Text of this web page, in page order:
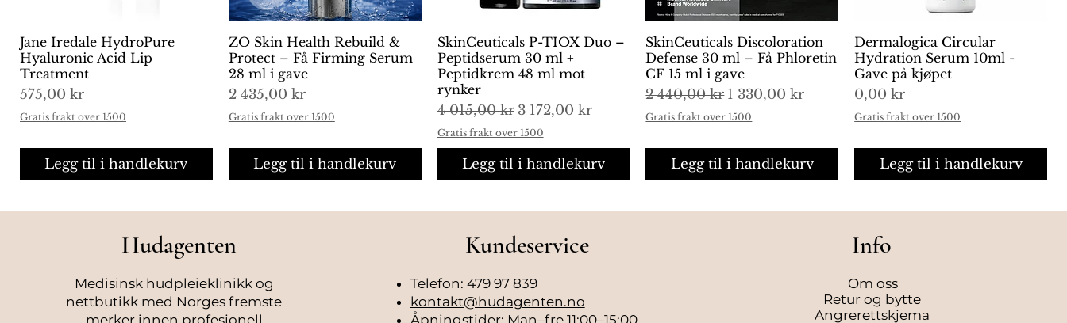
biosaccharide gum-1, ubiquinone, cetyl dimethicone, palmitoyl
diaminobutyroyl hydroxythreonine, punica granatum extract,
plankton extract, steareth-20, tocopheryl acetate, allantoin, lecithin,
tetradecyl aminobutyroylvalylaminobutyric urea trifluoroacetate,
glyceryl caprylate, carbomer, leuconostoc/radish root ferment
filtrate, tocopherol, steareth-10, simmondsia chinensis (jojoba)
meal extract, disodium edta, magnesium chloride, potassium
sorbate, fragrance (parfum).
Hurtigvisning
Jane Iredale HydroPure
Hyaluronic Acid Lip
Treatment
Pris
575,00 kr
Gratis frakt over 1500
Legg til i handlekurv
Hurtigvisning
ZO Skin Health Rebuild &
Protect – Få Firming Serum
28 ml i gave
Pris
2 435,00 kr
Gratis frakt over 1500
Legg til i handlekurv
Hurtigvisning
SkinCeuticals P-TIOX Duo –
Peptidserum 30 ml +
Peptidkrem 48 ml mot
rynker
Vanlig pris
4 015,00 kr Salgspris
3 172,00 kr
Gratis frakt over 1500
Legg til i handlekurv
Hurtigvisning
SkinCeuticals Discoloration
Defense 30 ml – Få Phloretin
CF 15 ml i gave
Vanlig pris
2 440,00 kr Salgspris
1 330,00 kr
Gratis frakt over 1500
Legg til i handlekurv
Hurtigvisning
Dermalogica Circular
Hydration Serum 10ml -
Gave på kjøpet
Pris
0,00 kr
Gratis frakt over 1500
Legg til i handlekurv
Hudagenten
Medisinsk hudpleieklinikk og
nettbutikk med Norges fremste
merker innen profesjonell
Kundeservice
Telefon: 479 97 839
kontakt@hudagenten.no
Åpningstider: Man–fre 11:00–15:00
Info
Om oss
Retur og bytte
Angrerettskjema